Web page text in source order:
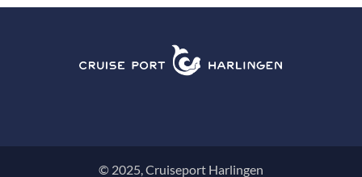
© 2025, Cruiseport Harlingen